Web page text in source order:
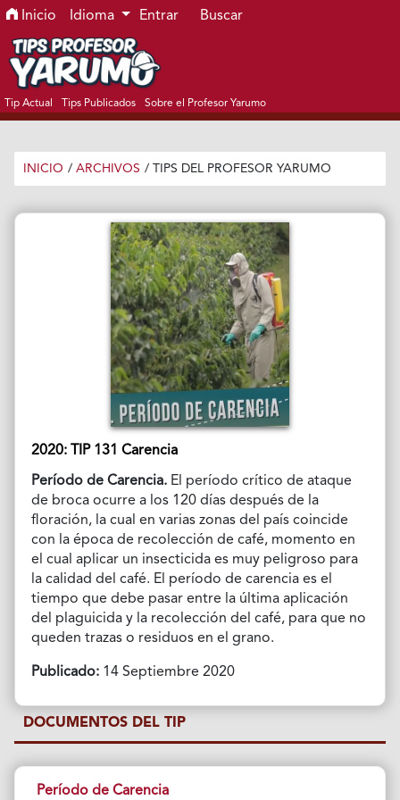
Ir al menú de navegación principal
Ir al contenido principal
Ir al pie de página del sitio
Inicio Idioma Entrar Buscar
Tip Actual Tips Publicados Sobre el Profesor Yarumo
INICIO / ARCHIVOS / TIPS DEL PROFESOR YARUMO
2020: TIP 131 Carencia
Período de Carencia.El período crítico de ataque
de broca ocurre a los 120 días después de la
floración, la cual en varias zonas del país coincide
con la época de recolección de café, momento en
el cual aplicar un insecticida es muy peligroso para
la calidad del café. El período de carencia es el
tiempo que debe pasar entre la última aplicación
del plaguicida y la recolección del café, para que no
queden trazas o residuos en el grano.
Publicado:14 Septiembre 2020
DOCUMENTOS DEL TIP
Período de Carencia